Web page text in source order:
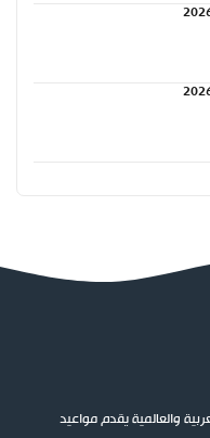
العراق والنرويج في كأس العالم 2026
فرنسا والسنغال في كأس العالم 2026
والعالمية يقدم مواعيد